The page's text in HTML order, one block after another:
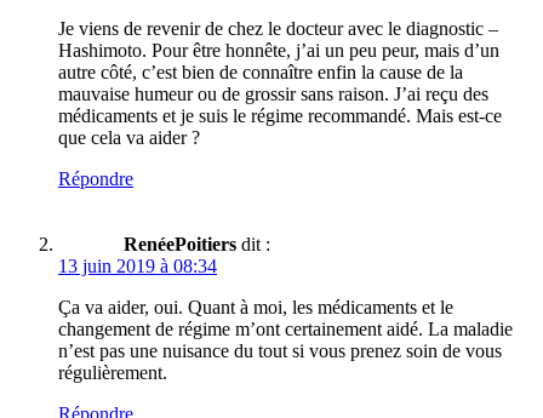
Je viens de revenir de chez le docteur avec le diagnostic –
Hashimoto. Pour être honnête, j’ai un peu peur, mais d’un
autre côté, c’est bien de connaître enfin la cause de la
mauvaise humeur ou de grossir sans raison. J’ai reçu des
médicaments et je suis le régime recommandé. Mais est-ce
que cela va aider ?
Répondre
RenéePoitiers dit :
13 juin 2019 à 08:34
Ça va aider, oui. Quant à moi, les médicaments et le
changement de régime m’ont certainement aidé. La maladie
n’est pas une nuisance du tout si vous prenez soin de vous
régulièrement.